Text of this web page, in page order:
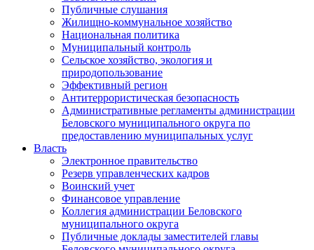
Публичные слушания
Жилищно-коммунальное хозяйство
Национальная политика
Муниципальный контроль
Сельское хозяйство, экология и
природопользование
Эффективный регион
Антитеррористическая безопасность
Административные регламенты администрации
Беловского муниципального округа по
предоставлению муниципальных услуг
Власть
Электронное правительство
Резерв управленческих кадров
Воинский учет
Финансовое управление
Коллегия администрации Беловского
муниципального округа
Публичные доклады заместителей главы